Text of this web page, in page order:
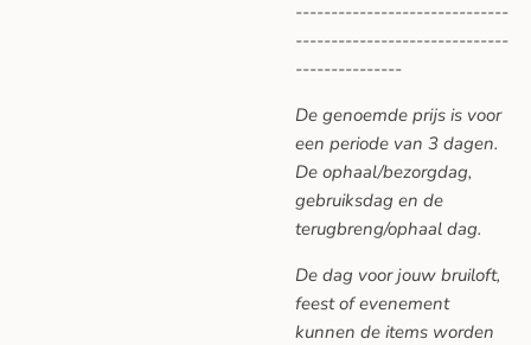
------------------------------
------------------------------
---------------
De genoemde prijs is voor
een periode van 3 dagen.
De ophaal/bezorgdag,
gebruiksdag en de
terugbreng/ophaal dag.
De dag voor jouw bruiloft,
feest of evenement
kunnen de items worden